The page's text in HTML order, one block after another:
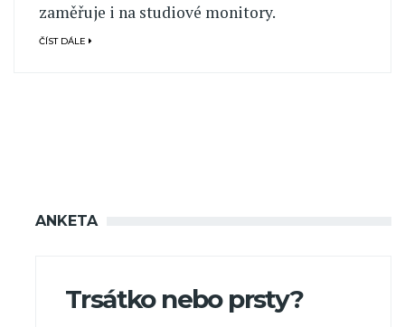
zaměřuje i na studiové monitory.
ČÍST DÁLE
ANKETA
Trsátko nebo prsty?